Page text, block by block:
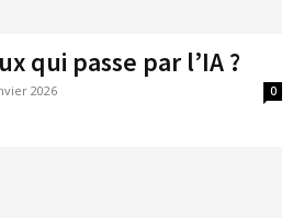
qui passe par l’IA ?
2026 0